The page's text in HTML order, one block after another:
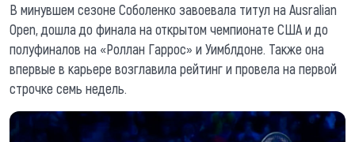
В минувшем сезоне Соболенко завоевала титул на Ausralian
Open, дошла до финала на открытом чемпионате США и до
полуфиналов на «Роллан Гаррос» и Уимблдоне. Также она
впервые в карьере возглавила рейтинг и провела на первой
строчке семь недель.